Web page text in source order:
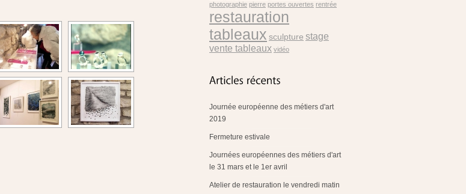
photographie pierre portes ouvertes rentrée
restauration
tableaux sculpture stage
vente tableaux vidéo
Journée européenne des métiers d'art
2019
Fermeture estivale
Journées européennes des métiers d'art
le 31 mars et le 1er avril
Atelier de restauration le vendredi matin